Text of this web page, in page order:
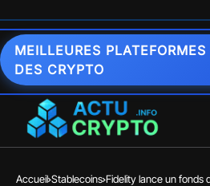
MEILLEURES
DES CRYPTO
Accueil Stablecoins Fidelity lance un fonds